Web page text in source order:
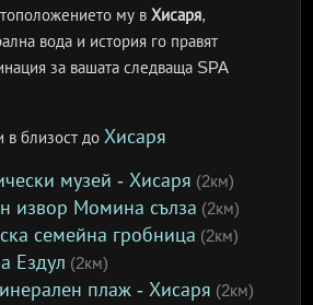
му вХисаря,
вода и история го правят
за вашата следваща SPA
в близост до Хисаря
музей - Хисаря (2км)
извор Момина сълза (2км)
семейна гробница (2км)
Ездул (2км)
плаж - Хисаря (2км)